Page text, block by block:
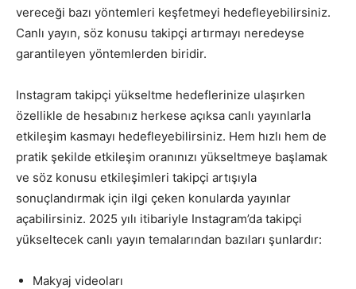
vereceği bazı yöntemleri keşfetmeyi hedefleyebilirsiniz.
Canlı yayın, söz konusu takipçi artırmayı neredeyse
garantileyen yöntemlerden biridir.
Instagram takipçi yükseltme hedeflerinize ulaşırken
özellikle de hesabınız herkese açıksa canlı yayınlarla
etkileşim kasmayı hedefleyebilirsiniz. Hem hızlı hem de
pratik şekilde etkileşim oranınızı yükseltmeye başlamak
ve söz konusu etkileşimleri takipçi artışıyla
sonuçlandırmak için ilgi çeken konularda yayınlar
açabilirsiniz. 2025 yılı itibariyle Instagram’da takipçi
yükseltecek canlı yayın temalarından bazıları şunlardır:
Makyaj videoları